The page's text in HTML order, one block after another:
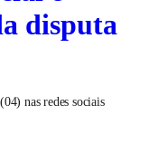
disputa
nas redes sociais